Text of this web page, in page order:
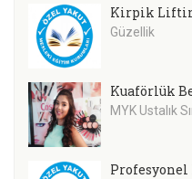
Kirpik
Güzellik
Kuaförlük
MYK Ustalık